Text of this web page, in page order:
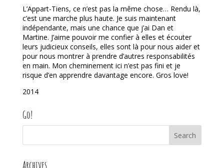
L’Appart-Tiens, ce n’est pas la même chose… Rendu là,
c’est une marche plus haute. Je suis maintenant
indépendante, mais une chance que j’ai Dan et
Martine. J’aime pouvoir me confier à elles et écouter
leurs judicieux conseils, elles sont là pour nous aider et
pour nous montrer à prendre d’autres responsabilités
en main. Mon cheminement ici n’est pas fini et je
risque d’en apprendre davantage encore. Gros love!
2014
Go!
Archives